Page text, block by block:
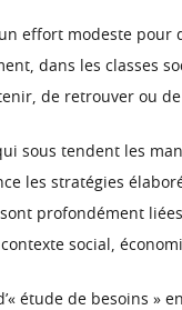
effort modeste
dans les classes
de retrouver ou
sous tendent les
les stratégies
profondément
social,
étude de besoins